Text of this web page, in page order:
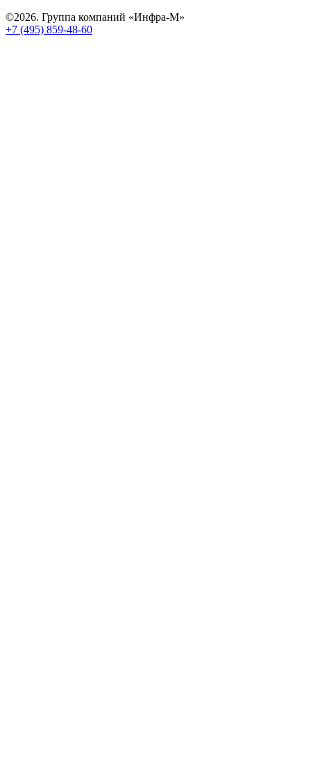
©2026. Группа компаний «Инфра-М»
+7 (495) 859-48-60